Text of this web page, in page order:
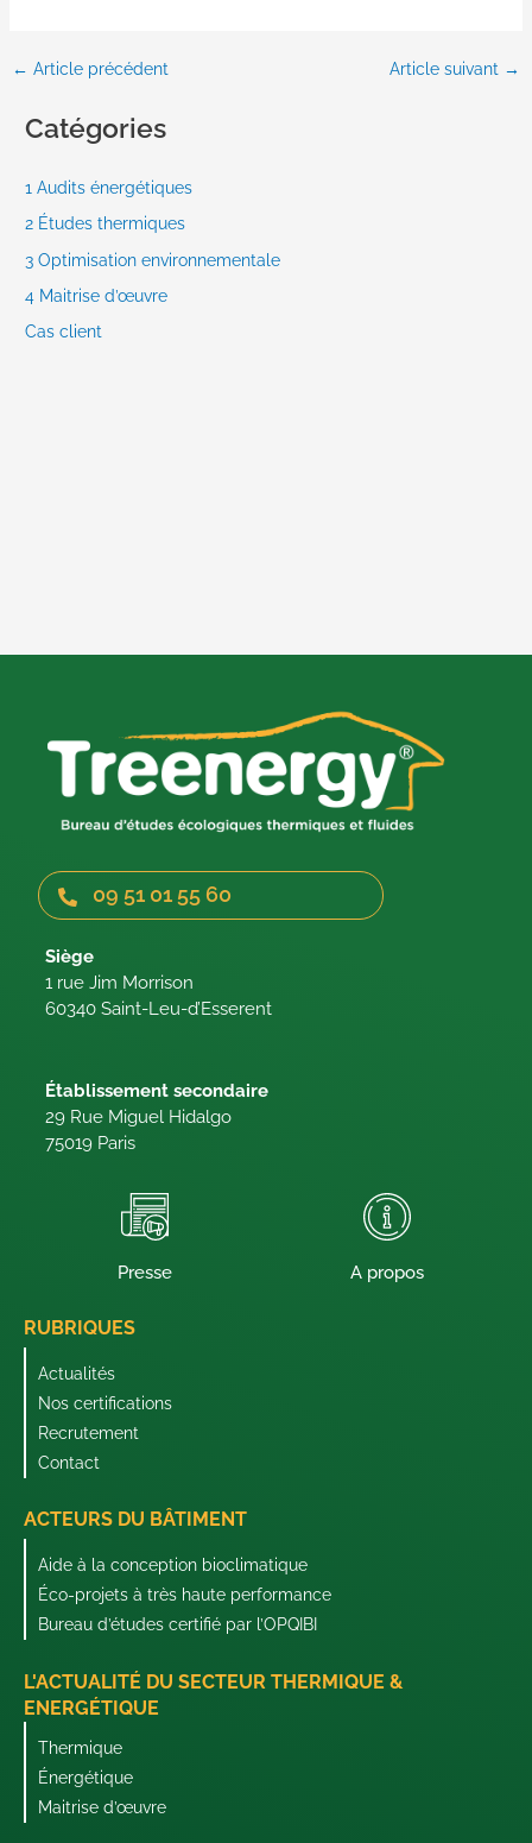
← Article précédent Article suivant →
Catégories
1 Audits énergétiques
2 Études thermiques
3 Optimisation environnementale
4 Maitrise d’œuvre
Cas client
09 51 01 55 60
Siège
1 rue Jim Morrison
60340 Saint-Leu-d’Esserent
Établissement secondaire
29 Rue Miguel Hidalgo
75019 Paris
Presse A propos
RUBRIQUES
Actualités
Nos certifications
Recrutement
Contact
ACTEURS DU BÂTIMENT
Aide à la conception bioclimatique
Éco-projets à très haute performance
Bureau d’études certifié par l’OPQIBI
L'ACTUALITÉ DU SECTEUR THERMIQUE &
ENERGÉTIQUE
Thermique
Énergétique
Maitrise d’œuvre